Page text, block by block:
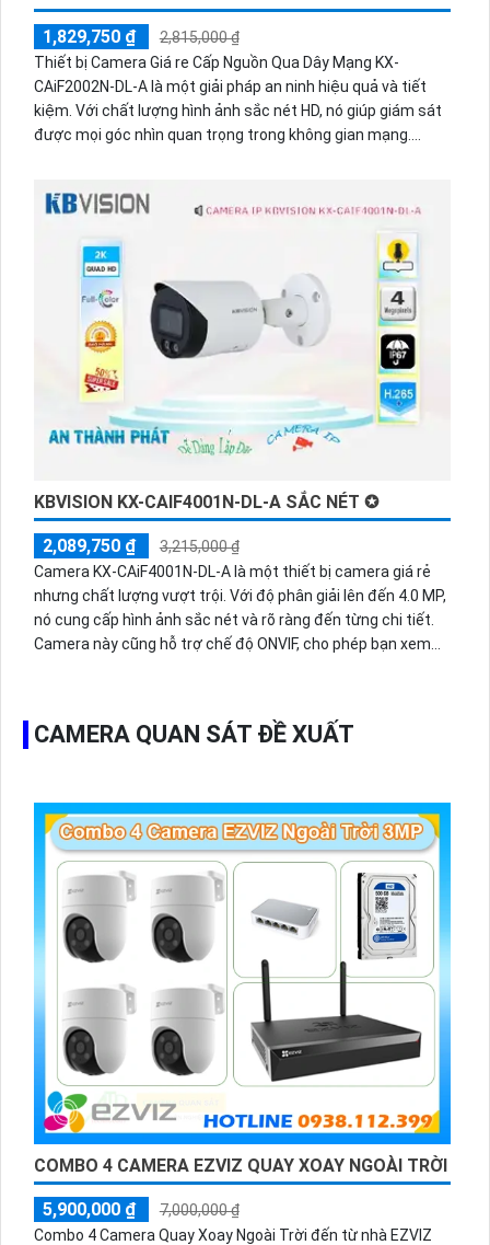
1,829,750 ₫
2,815,000 ₫
Thiết bị Camera Giá re Cấp Nguồn Qua Dây Mạng KX-
CAiF2002N-DL-A là một giải pháp an ninh hiệu quả và tiết
kiệm. Với chất lượng hình ảnh sắc nét HD, nó giúp giám sát
được mọi góc nhìn quan trọng trong không gian mạng.
dễ dàng lắp đặt, Camera KX-CAiF2002N-DL-A phù hợp cho
KBVISION KX-CAIF4001N-DL-A SẮC NÉT ✪
2,089,750 ₫
3,215,000 ₫
Camera KX-CAiF4001N-DL-A là một thiết bị camera giá rẻ
nhưng chất lượng vượt trội. Với độ phân giải lên đến 4.0 MP,
nó cung cấp hình ảnh sắc nét và rõ ràng đến từng chi tiết.
Camera này cũng hỗ trợ chế độ ONVIF, cho phép bạn xem
sát mọi sự kiện trong đêm. Với thân kim loại chắc chắn,
camera này thích hợp sử dụng trong các xưởng sản xuất,
thanh đồng thời với hình ảnh.
CAMERA QUAN SÁT ĐỀ XUẤT
COMBO 4 CAMERA EZVIZ QUAY XOAY NGOÀI TRỜI
5,900,000 ₫
7,000,000 ₫
Combo 4 Camera Quay Xoay Ngoài Trời đến từ nhà EZVIZ